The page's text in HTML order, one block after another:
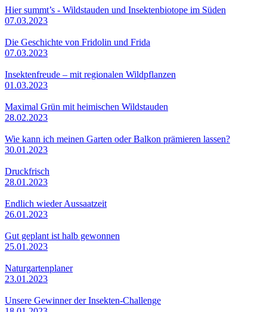
Hier summt’s - Wildstauden und Insektenbiotope im Süden
07.03.2023
Die Geschichte von Fridolin und Frida
07.03.2023
Insektenfreude – mit regionalen Wildpflanzen
01.03.2023
Maximal Grün mit heimischen Wildstauden
28.02.2023
Wie kann ich meinen Garten oder Balkon prämieren lassen?
30.01.2023
Druckfrisch
28.01.2023
Endlich wieder Aussaatzeit
26.01.2023
Gut geplant ist halb gewonnen
25.01.2023
Naturgartenplaner
23.01.2023
Unsere Gewinner der Insekten-Challenge